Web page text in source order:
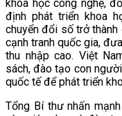
khoa học công nghệ,
định phát triển khoa
chuyển đổi số trở
cạnh tranh quốc gia,
thu nhập cao. Việt
sách, đào tạo con
quốc tế để phát triển
Tổng Bí thư nhấn